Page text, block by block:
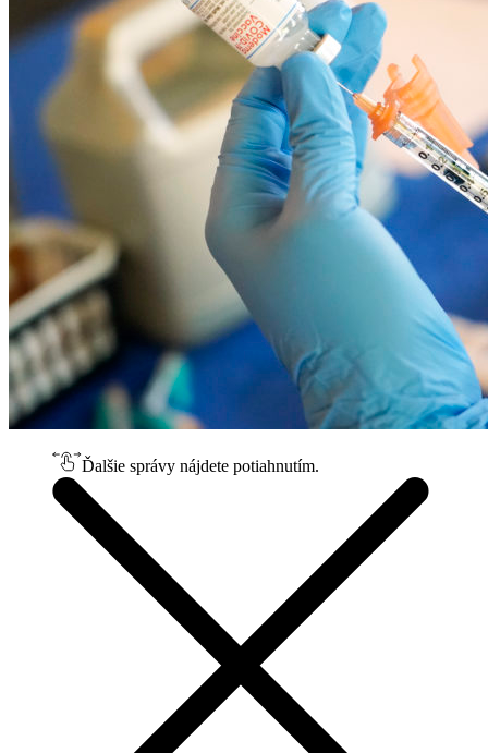
Ďalšie správy nájdete potiahnutím.